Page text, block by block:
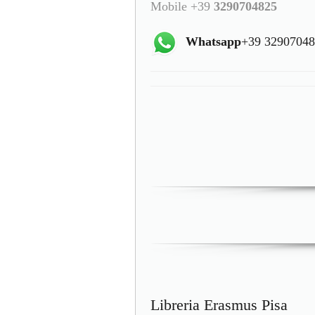
Mobile +39 3290704825
Whatsapp+39
Libreria Erasmus Pisa